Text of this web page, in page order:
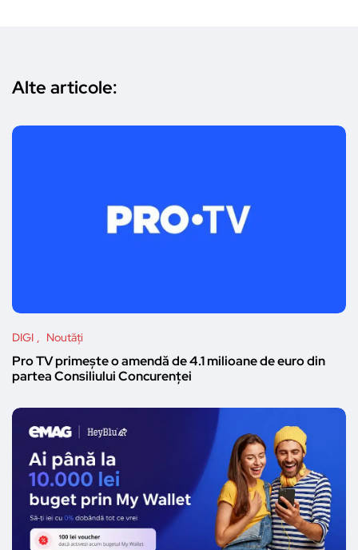
Alte articole:
DIGI Noutăți
Pro TV primește o amendă de 4.1 milioane de euro din
partea Consiliului Concurenței